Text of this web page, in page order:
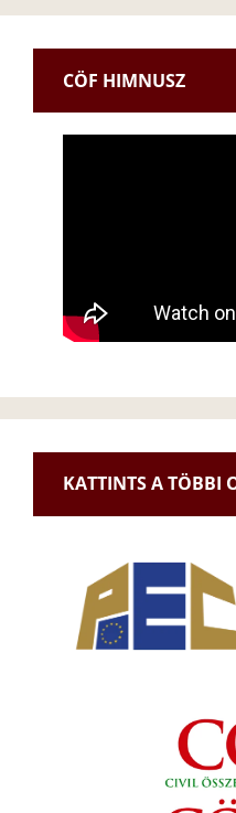
CÖF HIMNUSZ
KATTINTS A TÖBBI